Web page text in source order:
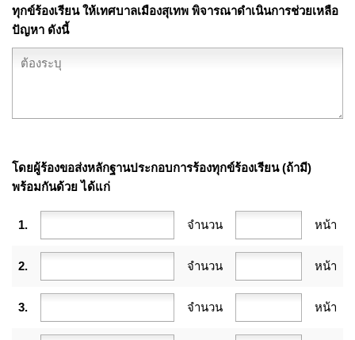
ทุกข์ร้องเรียน ให้เทศบาลเมืองสุเทพ พิจารณาดำเนินการช่วยเหลือ
ปัญหา ดังนี้
โดยผู้ร้องขอส่งหลักฐานประกอบการร้องทุกข์ร้องเรียน (ถ้ามี)
พร้อมกันด้วย ได้แก่
1. จำนวน หน้า
2. จำนวน หน้า
3. จำนวน หน้า